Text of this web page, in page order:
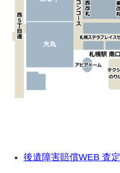
後遺障害賠償WEB 査定